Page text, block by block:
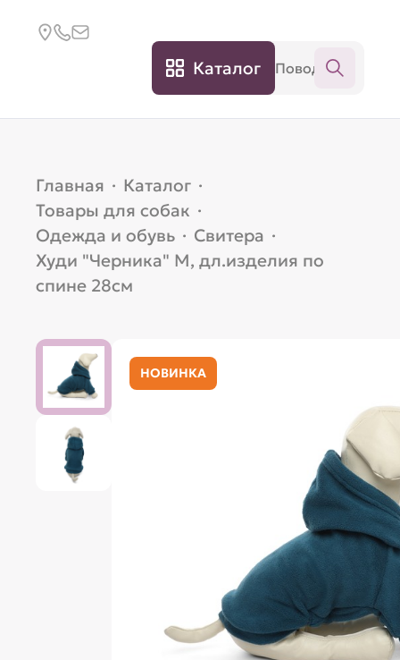
Каталог
Главная · Каталог ·
Товары для собак ·
Одежда и обувь · Свитера ·
Худи "Черника" M, дл.изделия по
спине 28см
НОВИНКА